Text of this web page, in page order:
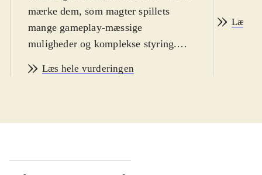
mærke dem, som magter spillets
mange gameplay-mæssige
muligheder og komplekse styring.
lidt højere end i de normale FIFA-
engelsk. PEGI: 3.
konsollen. Helt grundlæggende er
Læs hele vurderingen
Læs